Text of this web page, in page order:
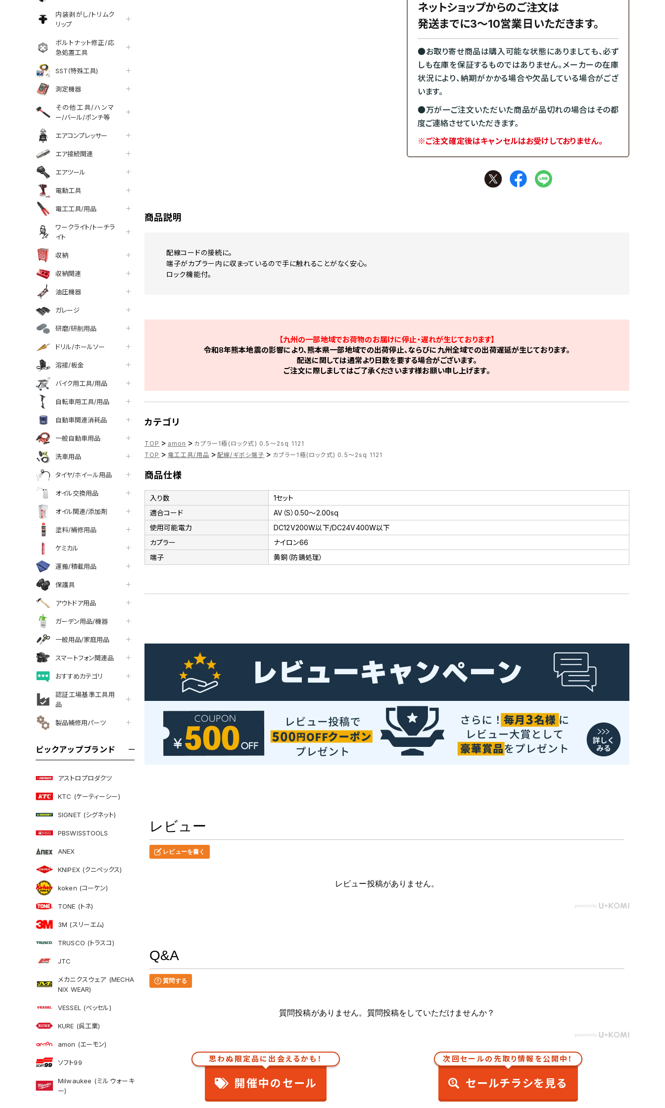
内装剥がし/トリムク
リップ
ボルトナット修正/応
急処置工具
SST(特殊工具)
測定機器
その他工具/ハンマ
ー/バール/ポンチ等
エアコンプレッサー
エア接続関連
エアツール
電動工具
電工工具/用品
ワークライト/トーチラ
イト
収納
収納関連
油圧機器
ガレージ
研磨/研削用品
ドリル/ホールソー
溶接/板金
バイク用工具/用品
自転車用工具/用品
自動車関連消耗品
一般自動車用品
洗車用品
タイヤ/ホイール用品
オイル交換用品
オイル関連/添加剤
塗料/補修用品
ケミカル
運搬/積載用品
保護具
アウトドア用品
ガーデン用品/機器
一般用品/家庭用品
スマートフォン関連品
おすすめカテゴリ
認証工場基準工具用
品
製品補修用パーツ
ピックアップブランド
アストロプロダクツ
KTC (ケーティーシー)
SIGNET (シグネット)
PBSWISSTOOLS
ANEX
KNIPEX (クニペックス)
koken (コーケン)
TONE (トネ)
3M (スリーエム)
TRUSCO (トラスコ)
JTC
メカニクスウェア (MECHA
NIX WEAR)
VESSEL (ベッセル)
KURE (呉工業)
amon (エーモン)
ソフト99
Milwaukee (ミルウォーキ
ー)
ネットショップからのご注文は
発送までに3～10営業日いただきます。
●お取り寄せ商品は購入可能な状態にありましても、必ず
しも在庫を保証するものではありません。メーカーの在庫
状況により、納期がかかる場合や欠品している場合がござ
います。
●万が一ご注文いただいた商品が品切れの場合はその都
度ご連絡させていただきます。
※ご注文確定後はキャンセルはお受けしておりません。
facebook
line
商品説明
配線コードの接続に。
端子がカプラー内に収まっているので手に触れることがなく安心。
ロック機能付。
【九州の一部地域でお荷物のお届けに停止・遅れが生じております】
令和8年熊本地震の影響により、熊本県一部地域での出荷停止、ならびに九州全域での出荷遅延が生じております。
配送に関しては通常より日数を要する場合がございます。
ご注文に際しましてはご了承くださいます様お願い申し上げます。
カテゴリ
TOP > amon > カプラー1極(ロック式) 0.5〜2sq 1121
TOP > 電工工具/用品 > 配線/ギボシ端子 > カプラー1極(ロック式) 0.5〜2sq 1121
商品仕様
入り数
1セット
適合コード
AV（S）0.50～2.00sq
使用可能電力
DC12V200W以下/DC24V400W以下
カプラー
ナイロン66
端子
黄銅（防錆処理）
レビュー
レビューを書く
レビュー投稿がありません。
Q&A
質問する
質問投稿がありません。質問投稿をしていただけませんか？
思わぬ限定品に出会えるかも！
開催中のセール
次回セールの先取り情報を公開中！
セールチラシを見る